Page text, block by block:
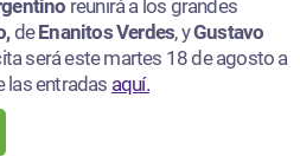
reunirá a los grandes
deEnanitos Verdes, yGustavo
será este martes 18 de agosto a
las entradas aquí.